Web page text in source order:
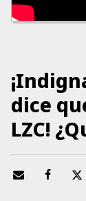
dice
LZC!